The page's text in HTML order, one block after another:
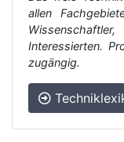
allen
Interessierten.
zugängig.